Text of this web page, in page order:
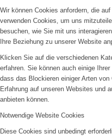
Wir können Cookies anfordern, die
verwenden Cookies, um uns
besuchen, wie Sie mit uns
Ihre Beziehung zu unserer Website
Klicken Sie auf die verschiedenen
erfahren. Sie können auch einige
dass das Blockieren einiger Arten
Erfahrung auf unseren Websites und
anbieten können.
Notwendige Website Cookies
Diese Cookies sind unbedingt